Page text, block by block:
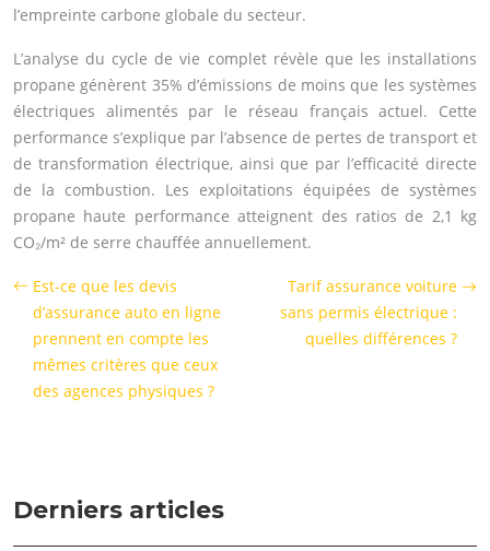
l’empreinte carbone globale du secteur.
L’analyse du cycle de vie complet révèle que les installations
propane génèrent 35% d’émissions de moins que les systèmes
électriques alimentés par le réseau français actuel. Cette
performance s’explique par l’absence de pertes de transport et
de transformation électrique, ainsi que par l’efficacité directe
de la combustion. Les exploitations équipées de systèmes
propane haute performance atteignent des ratios de 2,1 kg
CO₂/m² de serre chauffée annuellement.
Est-ce que les devis
d’assurance auto en ligne
prennent en compte les
mêmes critères que ceux
des agences physiques ?
Tarif assurance voiture
sans permis électrique :
quelles différences ?
Derniers articles